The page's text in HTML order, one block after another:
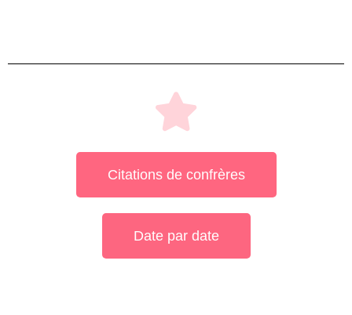
Citations de confrères
Date par date